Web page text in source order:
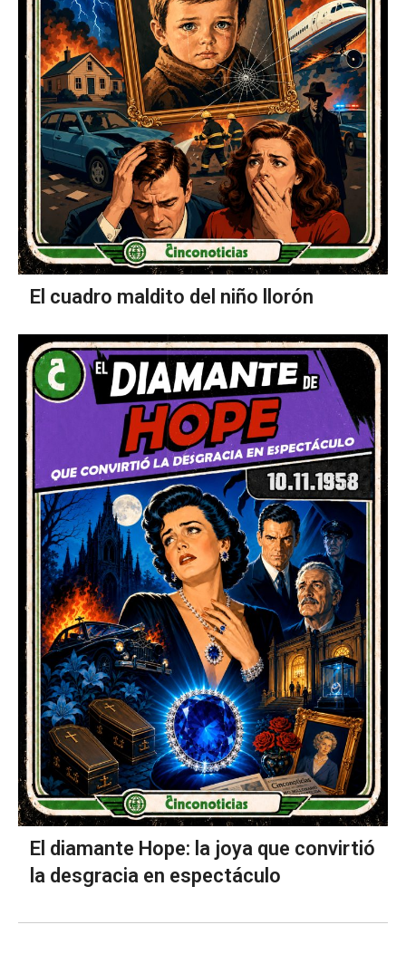
El cuadro maldito del niño llorón
El diamante Hope: la joya que convirtió
la desgracia en espectáculo